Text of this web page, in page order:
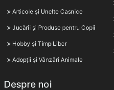
Articole și Unelte Casnice
Jucării și Produse pentru Copii
Hobby și Timp Liber
Adopții și Vânzări Animale
Despre noi